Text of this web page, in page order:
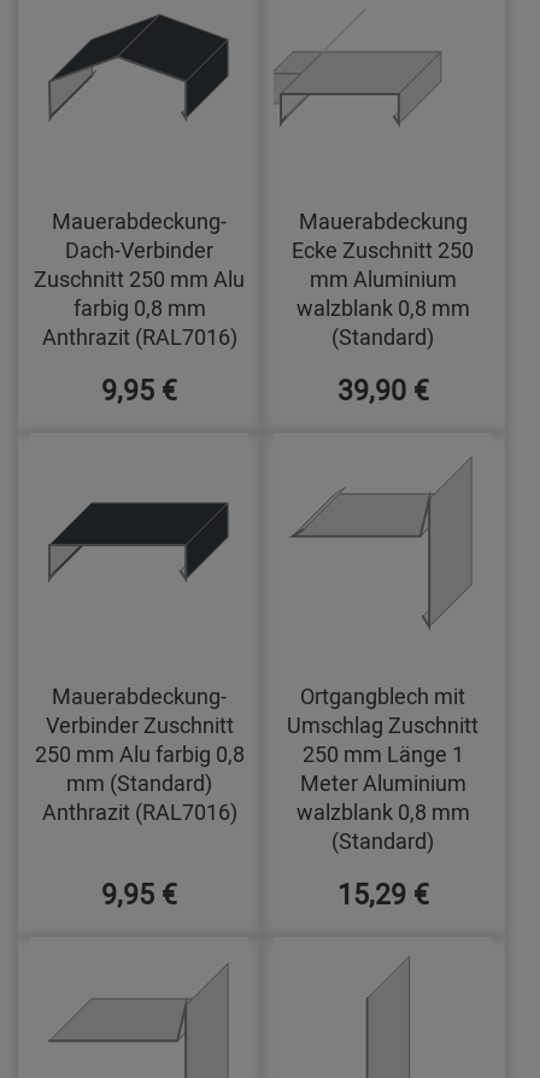
Mauerabdeckung-
Dach-Verbinder
Zuschnitt 250 mm Alu
farbig 0,8 mm
Anthrazit (RAL7016)
9,95 €
Mauerabdeckung
Ecke Zuschnitt 250
mm Aluminium
walzblank 0,8 mm
(Standard)
39,90 €
Mauerabdeckung-
Verbinder Zuschnitt
250 mm Alu farbig 0,8
mm (Standard)
Anthrazit (RAL7016)
9,95 €
Ortgangblech mit
Umschlag Zuschnitt
250 mm Länge 1
Meter Aluminium
walzblank 0,8 mm
(Standard)
15,29 €